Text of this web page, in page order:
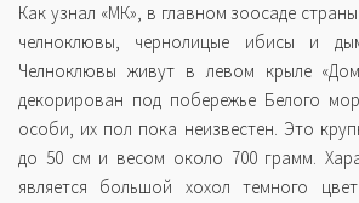
Как узнал «МК», в главном зоосаде
челноклювы, чернолицые ибисы и
Челноклювы живут в левом крыле
декорирован под побережье Белого
особи, их пол пока неизвестен. Это
до 50 см и весом около 700 грамм.
является большой хохол темного